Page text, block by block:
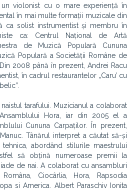
un violonist cu o mare experiență în
în mai multe formații muzicale din
ca solist instrumentist și membru în
ca: Centrul Național de Artă
de Muzică Populară Cununa
Populară a Societății Române de
2008 până în prezent, Andrei Racu
în cadrul restaurantelor „Caru’ cu
tarafului. Muzicianul a colaborat
Hora, iar din 2005 el a
Cununa Carpaților. În prezent,
Tânărul interpret a căutat să-și
abordând stilurile maestrului
să obțină numeroase premii la
de nai. A colaborat cu ansambluri
Ciocârlia, Hora, Rapsodia
si America. Albert Paraschiv Ionita